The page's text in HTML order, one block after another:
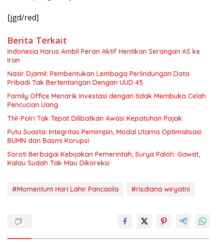
[jgd/red]
Berita Terkait
Indonesia Harus Ambil Peran Aktif Hentikan Serangan AS ke
Iran
Nasir Djamil: Pembentukan Lembaga Perlindungan Data
Pribadi Tak Bertentangan Dengan UUD 45
Family Office Menarik Investasi dengan tidak Membuka Celah
Pencucian Uang
TNI-Polri Tak Tepat Dilibatkan Awasi Kepatuhan Pajak
Putu Suasta: Integritas Pemimpin, Modal Utama Optimalisasi
BUMN dan Basmi Korupsi
Soroti Berbagai Kebijakan Pemerintah, Surya Paloh: Gawat,
Kalau Sudah Tak Mau Dikoreksi
#Momentum Hari Lahir Pancasila #risdiana wiryatni